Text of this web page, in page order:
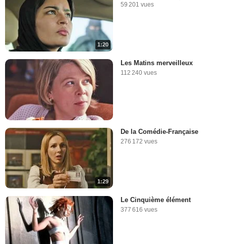
1:20
59 201 vues
Les Matins merveilleux
112 240 vues
1:29
De la Comédie-Française
276 172 vues
Le Cinquième élément
377 616 vues